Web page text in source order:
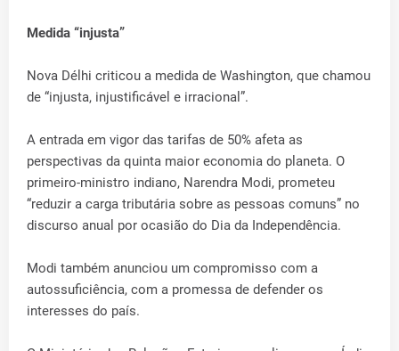
Medida “injusta”
Nova Délhi criticou a medida de Washington, que chamou
de “injusta, injustificável e irracional”.
A entrada em vigor das tarifas de 50% afeta as
perspectivas da quinta maior economia do planeta. O
primeiro-ministro indiano, Narendra Modi, prometeu
“reduzir a carga tributária sobre as pessoas comuns” no
discurso anual por ocasião do Dia da Independência.
Modi também anunciou um compromisso com a
autossuficiência, com a promessa de defender os
interesses do país.